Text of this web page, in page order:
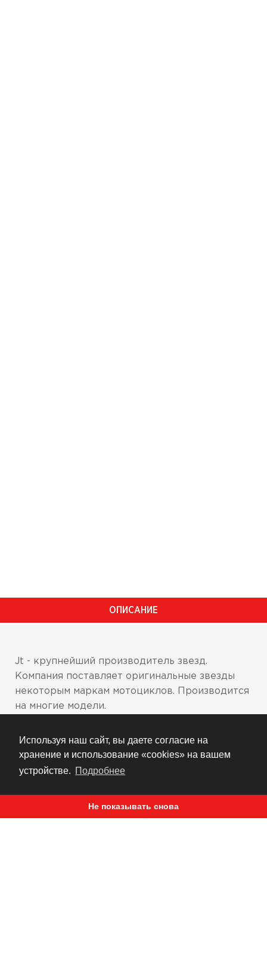
Используя наш сайт, вы даете согласие на
хранение и использование «cookies» на вашем
устройстве. Подробнее
Не показывать снова
ОПИСАНИЕ
Jt - крупнейший производитель звезд.
Компания поставляет оригинальные звезды
некоторым маркам мотоциклов. Производится
на многие модели.
количеством зубов
Возможны варианты +- 1 зуб - укажите в
комментарии к заказу, если требуется
При покупке укажите модель мотоцикла и